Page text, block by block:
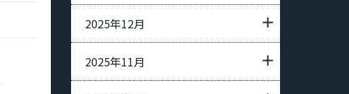
2025年12月
2025年11月